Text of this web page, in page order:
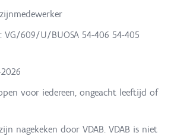
VG/609/U/BUOSA 54-406 54-405
voor iedereen, ongeacht leeftijd of
nagekeken door VDAB. VDAB is niet